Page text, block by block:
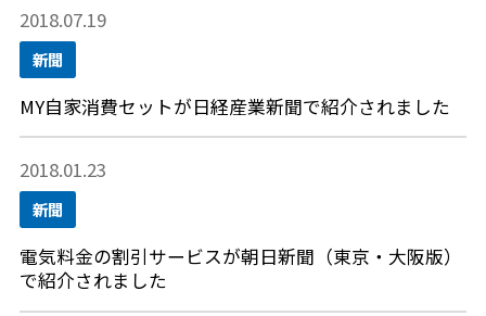
2018.07.19
新聞
MY自家消費セットが日経産業新聞で紹介されました
2018.01.23
新聞
電気料金の割引サービスが朝日新聞（東京・大阪版）
で紹介されました